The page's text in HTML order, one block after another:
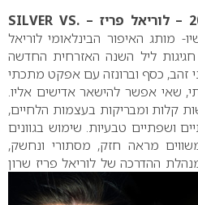
מראה איפור סילבסטר 2010 – לוריאל פריז – SILVER VS.
מותג האיפור הבינלאומי לוריאל
ליל השנה האזרחית החדשה
זהב, כסף וברונזה עם אפקט מתכתי
שאי אפשר להישאר אדישים אליו.
קלות ומבריקות בעצמות הלחיים,
ושפתיים טבעיות. שימוש בגוונים
מראה חזק, מסתורי ונחשק,
ההדרכה של לוריאל פריז שרון